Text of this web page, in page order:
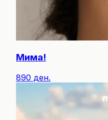
Мима!
890 ден.